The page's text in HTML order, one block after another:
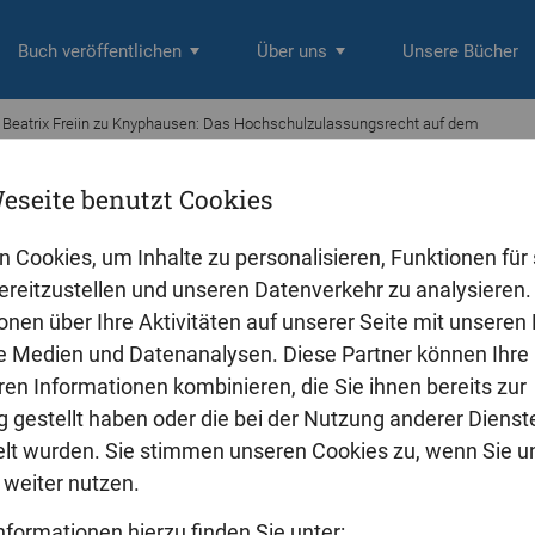
benutzt Cookies
Cookies, um Inhalte zu personalisieren, Funktionen für
und unseren Datenverkehr zu
über Ihre Aktivitäten auf unserer Seite mit unseren
Medien und Datenanalysen. Diese Partner können Ihre
Informationen kombinieren, die Sie ihnen bereits zur
gestellt haben oder die bei der Nutzung anderer
wurden. Sie stimmen unseren Cookies zu, wenn Sie
nutzen.
Buch veröffentlichen Über uns Unsere Bücher
Freiin zu Knyphausen: Das Hochschulzulassungsrecht auf dem
zu Knyphausen
auf dem
nimmt die sogenannte Dritte Numerus clausus-Entscheidung
von 2017 zum Anlass, die
grundlegend zu untersuchen. Insbesondere wird
rein örtlich geltender Numerus clausus vor dem Grundgesetz
geltender Numerus clausus. Diese Frage wird vor dem
die durch Schwerpunktsetzung und Profilbildung
der herausgearbeiteten verfassungsrechtlichen
wird sodann untersucht, ob das geltende Recht